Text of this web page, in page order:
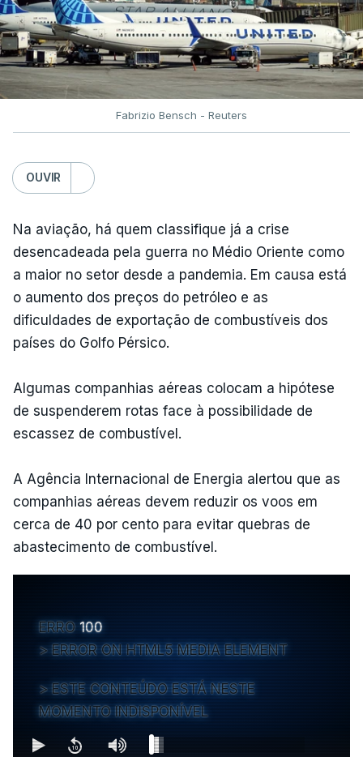
Fabrizio Bensch - Reuters
OUVIR
Na aviação, há quem classifique já a crise
desencadeada pela guerra no Médio Oriente como
a maior no setor desde a pandemia. Em causa está
o aumento dos preços do petróleo e as
dificuldades de exportação de combustíveis dos
países do Golfo Pérsico.
Algumas companhias aéreas colocam a hipótese
de suspenderem rotas face à possibilidade de
escassez de combustível.
A Agência Internacional de Energia alertou que as
companhias aéreas devem reduzir os voos em
cerca de 40 por cento para evitar quebras de
abastecimento de combustível.
ERRO 100
ERROR ON HTML5 MEDIA ELEMENT
ESTE CONTEÚDO ESTÁ NESTE
MOMENTO INDISPONÍVEL